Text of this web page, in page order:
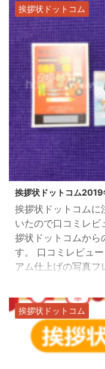
から変更しています
受付日時： 2019年
挨拶状ドットコム
挨拶状ドットコム
挨拶状ドットコムに
いたので口コミレ
拶状ドットコムから
す。 口コミレビュ
アム仕上げの写真フ
以下の内容でご注文
ループ1 注文番号
挨拶状ドットコム